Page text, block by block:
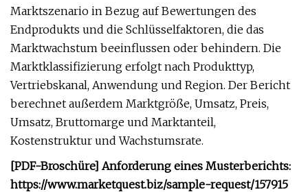
Marktszenario in Bezug auf Bewertungen des
Endprodukts und die Schlüsselfaktoren, die das
Marktwachstum beeinflussen oder behindern. Die
Marktklassifizierung erfolgt nach Produkttyp,
Vertriebskanal, Anwendung und Region. Der Bericht
berechnet außerdem Marktgröße, Umsatz, Preis,
Umsatz, Bruttomarge und Marktanteil,
Kostenstruktur und Wachstumsrate.
[PDF-Broschüre] Anforderung eines Musterberichts:
https://www.marketquest.biz/sample-request/157915